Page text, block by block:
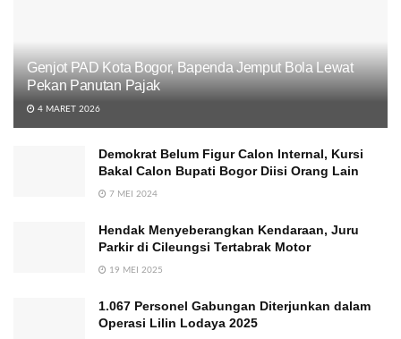
Genjot PAD Kota Bogor, Bapenda Jemput Bola Lewat
Pekan Panutan Pajak
4 MARET 2026
Demokrat Belum Figur Calon Internal, Kursi
Bakal Calon Bupati Bogor Diisi Orang Lain
7 MEI 2024
Hendak Menyeberangkan Kendaraan, Juru
Parkir di Cileungsi Tertabrak Motor
19 MEI 2025
1.067 Personel Gabungan Diterjunkan dalam
Operasi Lilin Lodaya 2025